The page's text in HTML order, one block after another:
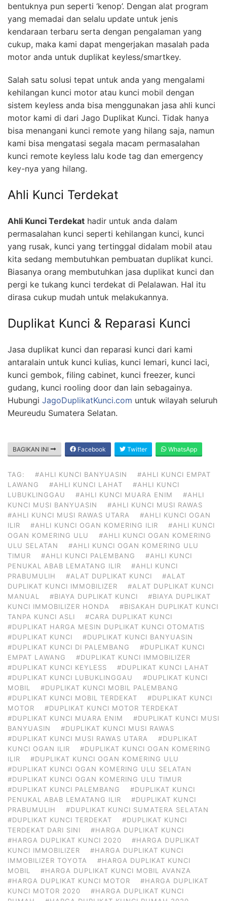
bentuknya pun seperti ‘kenop’. Dengan alat program
yang memadai dan selalu update untuk jenis
kendaraan terbaru serta dengan pengalaman yang
cukup, maka kami dapat mengerjakan masalah pada
motor anda untuk duplikat keyless/smartkey.
Salah satu solusi tepat untuk anda yang mengalami
kehilangan kunci motor atau kunci mobil dengan
sistem keyless anda bisa menggunakan jasa ahli kunci
motor kami di dari Jago Duplikat Kunci. Tidak hanya
bisa menangani kunci remote yang hilang saja, namun
kami bisa mengatasi segala macam permasalahan
kunci remote keyless lalu kode tag dan emergency
key-nya yang hilang.
Ahli Kunci Terdekat
Ahli Kunci Terdekat hadir untuk anda dalam
permasalahan kunci seperti kehilangan kunci, kunci
yang rusak, kunci yang tertinggal didalam mobil atau
kita sedang membutuhkan pembuatan duplikat kunci.
Biasanya orang membutuhkan jasa duplikat kunci dan
pergi ke tukang kunci terdekat di Pelalawan. Hal itu
dirasa cukup mudah untuk melakukannya.
Duplikat Kunci & Reparasi Kunci
Jasa duplikat kunci dan reparasi kunci dari kami
antaralain untuk kunci kulias, kunci lemari, kunci laci,
kunci gembok, filing cabinet, kunci freezer, kunci
gudang, kunci rooling door dan lain sebagainya.
Hubungi JagoDuplikatKunci.com untuk wilayah seluruh
Meureudu Sumatera Selatan.
BAGIKAN INI Facebook Twitter WhatsApp
TAG: #AHLI KUNCI BANYUASIN
#AHLI KUNCI EMPAT
LAWANG
#AHLI KUNCI LAHAT
#AHLI KUNCI
LUBUKLINGGAU
#AHLI KUNCI MUARA ENIM
#AHLI
KUNCI MUSI BANYUASIN
#AHLI KUNCI MUSI RAWAS
#AHLI KUNCI MUSI RAWAS UTARA
#AHLI KUNCI OGAN
ILIR
#AHLI KUNCI OGAN KOMERING ILIR
#AHLI KUNCI
OGAN KOMERING ULU
#AHLI KUNCI OGAN KOMERING
ULU SELATAN
#AHLI KUNCI OGAN KOMERING ULU
TIMUR
#AHLI KUNCI PALEMBANG
#AHLI KUNCI
PENUKAL ABAB LEMATANG ILIR
#AHLI KUNCI
PRABUMULIH
#ALAT DUPLIKAT KUNCI
#ALAT
DUPLIKAT KUNCI IMMOBILIZER
#ALAT DUPLIKAT KUNCI
MANUAL
#BIAYA DUPLIKAT KUNCI
#BIAYA DUPLIKAT
KUNCI IMMOBILIZER HONDA
#BISAKAH DUPLIKAT KUNCI
TANPA KUNCI ASLI
#CARA DUPLIKAT KUNCI
#DUPLIKAT HARGA MESIN DUPLIKAT KUNCI OTOMATIS
#DUPLIKAT KUNCI
#DUPLIKAT KUNCI BANYUASIN
#DUPLIKAT KUNCI DI PALEMBANG
#DUPLIKAT KUNCI
EMPAT LAWANG
#DUPLIKAT KUNCI IMMOBILIZER
#DUPLIKAT KUNCI KEYLESS
#DUPLIKAT KUNCI LAHAT
#DUPLIKAT KUNCI LUBUKLINGGAU
#DUPLIKAT KUNCI
MOBIL
#DUPLIKAT KUNCI MOBIL PALEMBANG
#DUPLIKAT KUNCI MOBIL TERDEKAT
#DUPLIKAT KUNCI
MOTOR
#DUPLIKAT KUNCI MOTOR TERDEKAT
#DUPLIKAT KUNCI MUARA ENIM
#DUPLIKAT KUNCI MUSI
BANYUASIN
#DUPLIKAT KUNCI MUSI RAWAS
#DUPLIKAT KUNCI MUSI RAWAS UTARA
#DUPLIKAT
KUNCI OGAN ILIR
#DUPLIKAT KUNCI OGAN KOMERING
ILIR
#DUPLIKAT KUNCI OGAN KOMERING ULU
#DUPLIKAT KUNCI OGAN KOMERING ULU SELATAN
#DUPLIKAT KUNCI OGAN KOMERING ULU TIMUR
#DUPLIKAT KUNCI PALEMBANG
#DUPLIKAT KUNCI
PENUKAL ABAB LEMATANG ILIR
#DUPLIKAT KUNCI
PRABUMULIH
#DUPLIKAT KUNCI SUMATERA SELATAN
#DUPLIKAT KUNCI TERDEKAT
#DUPLIKAT KUNCI
TERDEKAT DARI SINI
#HARGA DUPLIKAT KUNCI
#HARGA DUPLIKAT KUNCI 2020
#HARGA DUPLIKAT
KUNCI IMMOBILIZER
#HARGA DUPLIKAT KUNCI
IMMOBILIZER TOYOTA
#HARGA DUPLIKAT KUNCI
MOBIL
#HARGA DUPLIKAT KUNCI MOBIL AVANZA
#HARGA DUPLIKAT KUNCI MOTOR
#HARGA DUPLIKAT
KUNCI MOTOR 2020
#HARGA DUPLIKAT KUNCI